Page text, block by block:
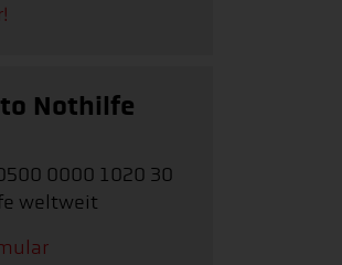
Nothilfe
0000 1020 30
weltweit